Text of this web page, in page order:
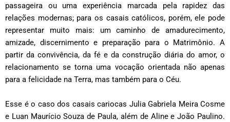
passageira ou uma experiência marcada pela rapidez das
relações modernas; para os casais católicos, porém, ele pode
representar muito mais: um caminho de amadurecimento,
amizade, discernimento e preparação para o Matrimônio. A
partir da convivência, da fé e da construção diária do amor, o
relacionamento se torna uma vocação orientada não apenas
para a felicidade na Terra, mas também para o Céu.
Esse é o caso dos casais cariocas Julia Gabriela Meira Cosme
e Luan Maurício Souza de Paula, além de Aline e João Paulino.